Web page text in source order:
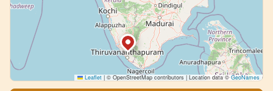
Leaflet |© OpenStreetMap contributors | Location data ©GeoNames